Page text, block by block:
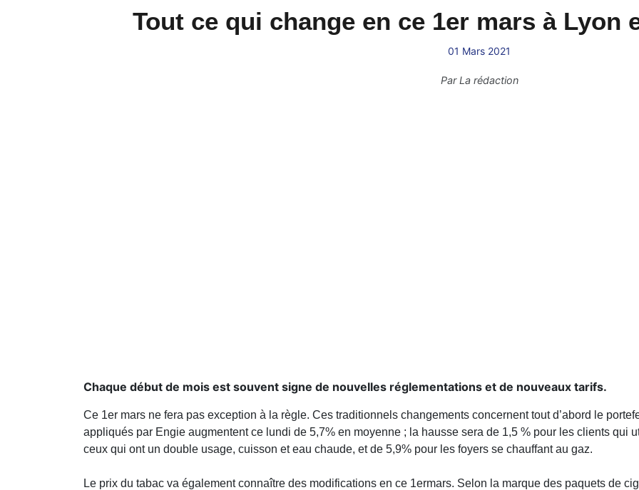
Tout ce qui change en ce 1er mars à Lyon
01 Mars 2021
ParLa rédaction
Chaque début de mois est souvent signe de nouvelles réglementations et de nouveaux tarifs.
Ce 1er mars ne fera pas exception à la règle. Ces traditionnels changements concernent tout d’abord le
appliqués par Engie augmentent ce lundi de 5,7% en moyenne ; la hausse sera de 1,5 % pour les clients qui
ceux qui ont un double usage, cuisson et eau chaude, et de 5,9% pour les foyers se chauffant au gaz.
Le prix du tabac va également connaître des modifications en ce 1ermars. Selon la marque des paquets de